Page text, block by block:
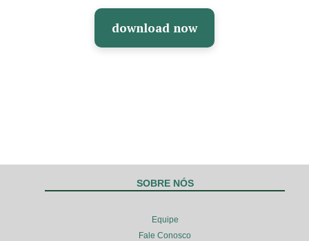
download now
SOBRE NÓS
Equipe
Fale Conosco